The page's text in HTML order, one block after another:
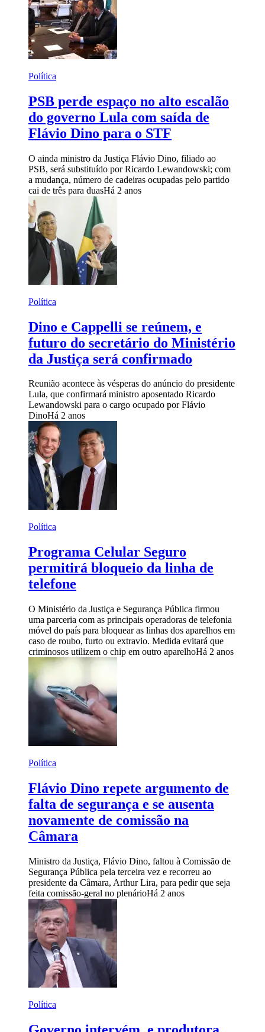
Política
PSB perde espaço no alto escalão
do governo Lula com saída de
Flávio Dino para o STF
O ainda ministro da Justiça Flávio Dino, filiado ao
PSB, será substituído por Ricardo Lewandowski; com
a mudança, número de cadeiras ocupadas pelo partido
cai de três para duasHá 2 anos
Política
Dino e Cappelli se reúnem, e
futuro do secretário do Ministério
da Justiça será confirmado
Reunião acontece às vésperas do anúncio do presidente
Lula, que confirmará ministro aposentado Ricardo
Lewandowski para o cargo ocupado por Flávio
DinoHá 2 anos
Política
Programa Celular Seguro
permitirá bloqueio da linha de
telefone
O Ministério da Justiça e Segurança Pública firmou
uma parceria com as principais operadoras de telefonia
móvel do país para bloquear as linhas dos aparelhos em
caso de roubo, furto ou extravio. Medida evitará que
criminosos utilizem o chip em outro aparelhoHá 2 anos
Política
Flávio Dino repete argumento de
falta de segurança e se ausenta
novamente de comissão na
Câmara
Ministro da Justiça, Flávio Dino, faltou à Comissão de
Segurança Pública pela terceira vez e recorreu ao
presidente da Câmara, Arthur Lira, para pedir que seja
feita comissão-geral no plenárioHá 2 anos
Política